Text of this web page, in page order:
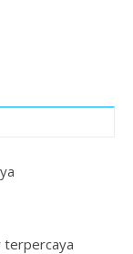
terpercaya